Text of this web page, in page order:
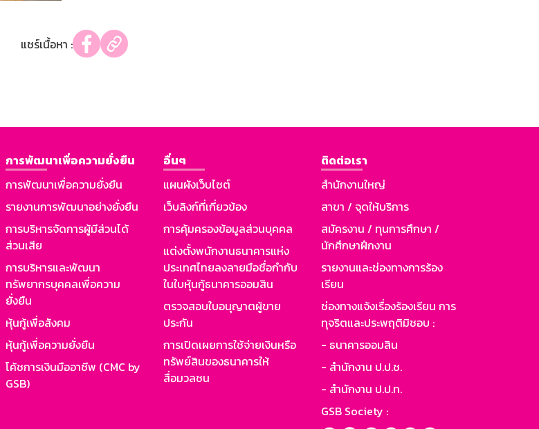
แชร์เนื้อหา :
การพัฒนาเพื่อความยั่งยืน
การพัฒนาเพื่อความยั่งยืน
รายงานการพัฒนาอย่างยั่งยืน
การบริหารจัดการผู้มีส่วนได้
ส่วนเสีย
การบริหารและพัฒนา
ทรัพยากรบุคคลเพื่อความ
ยั่งยืน
หุ้นกู้เพื่อสังคม
หุ้นกู้เพื่อความยั่งยืน
โค้ชการเงินมืออาชีพ (CMC by
GSB)
อื่นๆ
แผนผังเว็บไซต์
เว็บลิงก์ที่เกี่ยวข้อง
การคุ้มครองข้อมูลส่วนบุคคล
แต่งตั้งพนักงานธนาคารแห่ง
ประเทศไทยลงลายมือชื่อกำกับ
ในใบหุ้นกู้ธนาคารออมสิน
ตรวจสอบใบอนุญาตผู้ขาย
ประกัน
การเปิดเผยการใช้จ่ายเงินหรือ
ทรัพย์สินของธนาคารให้
สื่อมวลชน
ติดต่อเรา
สำนักงานใหญ่
สาขา / จุดให้บริการ
สมัครงาน / ทุนการศึกษา /
นักศึกษาฝึกงาน
รายงานและช่องทางการร้อง
เรียน
ช่องทางแจ้งเรื่องร้องเรียน การ
ทุจริตและประพฤติมิชอบ :
- ธนาคารออมสิน
- สำนักงาน ป.ป.ช.
- สำนักงาน ป.ป.ท.
GSB Society :